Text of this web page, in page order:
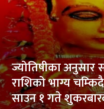
ज्योतिषीका अनुसार
राशिको भाग्य
साउन १ गते